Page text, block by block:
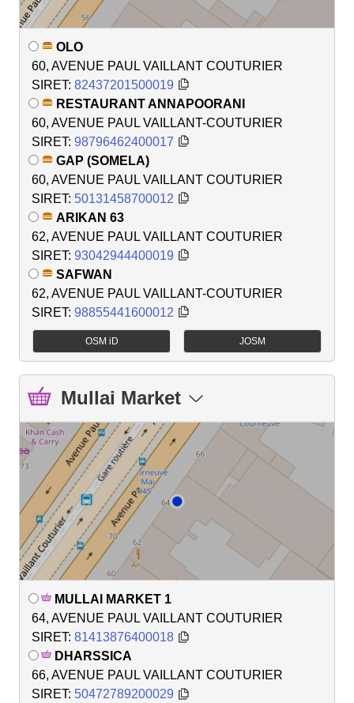
OLO
60, AVENUE PAUL VAILLANT COUTURIER
SIRET: 82437201500019
RESTAURANT ANNAPOORANI
60, AVENUE PAUL VAILLANT-COUTURIER
SIRET: 98796462400017
GAP (SOMELA)
60, AVENUE PAUL VAILLANT COUTURIER
SIRET: 50131458700012
ARIKAN 63
62, AVENUE PAUL VAILLANT COUTURIER
SIRET: 93042944400019
SAFWAN
62, AVENUE PAUL VAILLANT-COUTURIER
SIRET: 98855441600012
OSM iD JOSM
Mullai Market
MULLAI MARKET 1
64, AVENUE PAUL VAILLANT COUTURIER
SIRET: 81413876400018
DHARSSICA
66, AVENUE PAUL VAILLANT COUTURIER
SIRET: 50472789200029